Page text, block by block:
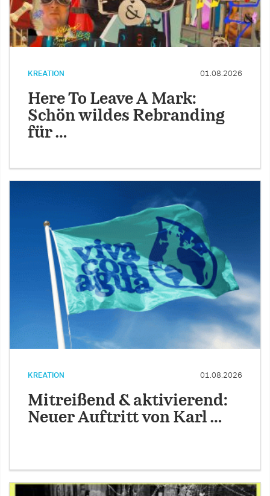
KREATION 01.08.2026
Here To Leave A Mark:
Schön wildes Rebranding
für …
KREATION 01.08.2026
Mitreißend & aktivierend:
Neuer Auftritt von Karl …